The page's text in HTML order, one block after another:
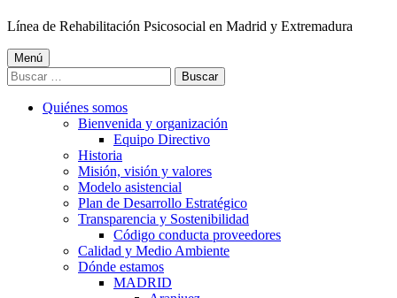
Línea de Rehabilitación Psicosocial en Madrid y Extremadura
Menú
Buscar:
Quiénes somos
Bienvenida y organización
Equipo Directivo
Historia
Misión, visión y valores
Modelo asistencial
Plan de Desarrollo Estratégico
Transparencia y Sostenibilidad
Código conducta proveedores
Calidad y Medio Ambiente
Dónde estamos
MADRID